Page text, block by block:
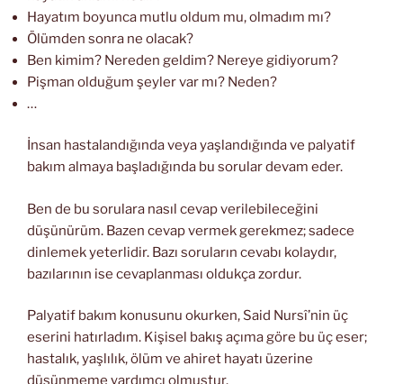
Hayatım boyunca mutlu oldum mu, olmadım mı?
Ölümden sonra ne olacak?
Ben kimim? Nereden geldim? Nereye gidiyorum?
Pişman olduğum şeyler var mı? Neden?
…
İnsan hastalandığında veya yaşlandığında ve palyatif
bakım almaya başladığında bu sorular devam eder.
Ben de bu sorulara nasıl cevap verilebileceğini
düşünürüm. Bazen cevap vermek gerekmez; sadece
dinlemek yeterlidir. Bazı soruların cevabı kolaydır,
bazılarının ise cevaplanması oldukça zordur.
Palyatif bakım konusunu okurken, Said Nursî’nin üç
eserini hatırladım. Kişisel bakış açıma göre bu üç eser;
hastalık, yaşlılık, ölüm ve ahiret hayatı üzerine
düşünmeme yardımcı olmuştur.